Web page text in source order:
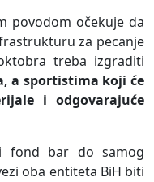
povodom očekuje da
za pecanje
treba izgraditi
a sportistima koji će
i odgovarajuće
fond bar do samog
oba entiteta BiH biti